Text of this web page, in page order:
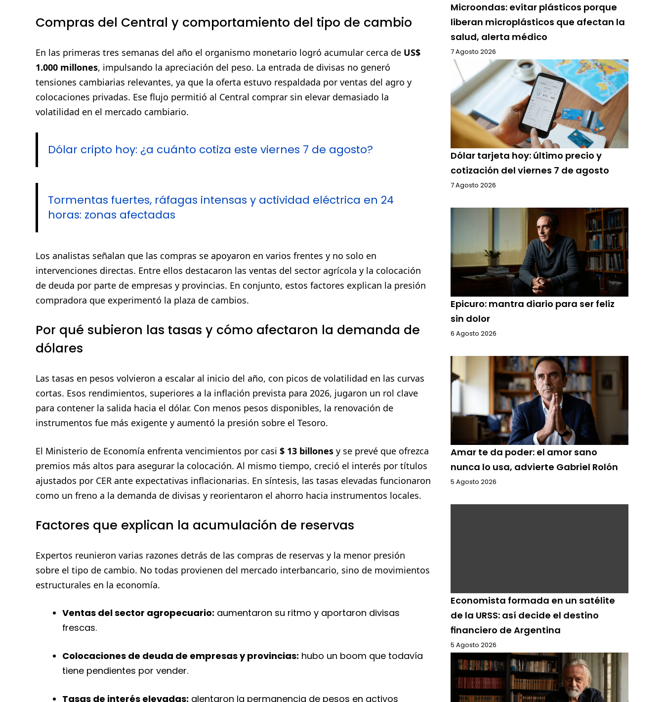
Compras del Central y comportamiento del tipo de cambio
En las primeras tres semanas del año el organismo monetario logró acumular cerca de US$
1.000 millones, impulsando la apreciación del peso. La entrada de divisas no generó
tensiones cambiarias relevantes, ya que la oferta estuvo respaldada por ventas del agro y
colocaciones privadas. Ese flujo permitió al Central comprar sin elevar demasiado la
volatilidad en el mercado cambiario.
Dólar cripto hoy: ¿a cuánto cotiza este viernes 7 de agosto?
Tormentas fuertes, ráfagas intensas y actividad eléctrica en 24
horas: zonas afectadas
Los analistas señalan que las compras se apoyaron en varios frentes y no solo en
intervenciones directas. Entre ellos destacaron las ventas del sector agrícola y la colocación
de deuda por parte de empresas y provincias. En conjunto, estos factores explican la presión
compradora que experimentó la plaza de cambios.
Por qué subieron las tasas y cómo afectaron la demanda de
dólares
Las tasas en pesos volvieron a escalar al inicio del año, con picos de volatilidad en las curvas
cortas. Esos rendimientos, superiores a la inflación prevista para 2026, jugaron un rol clave
para contener la salida hacia el dólar. Con menos pesos disponibles, la renovación de
instrumentos fue más exigente y aumentó la presión sobre el Tesoro.
El Ministerio de Economía enfrenta vencimientos por casi $ 13 billones y se prevé que ofrezca
premios más altos para asegurar la colocación. Al mismo tiempo, creció el interés por títulos
ajustados por CER ante expectativas inflacionarias. En síntesis, las tasas elevadas funcionaron
como un freno a la demanda de divisas y reorientaron el ahorro hacia instrumentos locales.
Factores que explican la acumulación de reservas
Expertos reunieron varias razones detrás de las compras de reservas y la menor presión
sobre el tipo de cambio. No todas provienen del mercado interbancario, sino de movimientos
estructurales en la economía.
Ventas del sector agropecuario: aumentaron su ritmo y aportaron divisas
frescas.
Colocaciones de deuda de empresas y provincias: hubo un boom que todavía
tiene pendientes por vender.
Tasas de interés elevadas: alentaron la permanencia de pesos en activos
Microondas: evitar plásticos porque
liberan microplásticos que afectan la
salud, alerta médico
7 Agosto 2026
Dólar tarjeta hoy: último precio y
cotización del viernes 7 de agosto
7 Agosto 2026
Epicuro: mantra diario para ser feliz
sin dolor
6 Agosto 2026
Amar te da poder: el amor sano
nunca lo usa, advierte Gabriel Rolón
5 Agosto 2026
Economista formada en un satélite
de la URSS: así decide el destino
financiero de Argentina
5 Agosto 2026